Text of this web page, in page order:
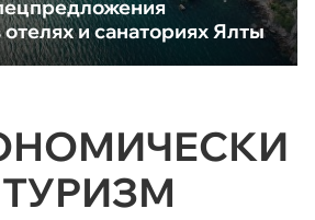
и санаториях Ялты